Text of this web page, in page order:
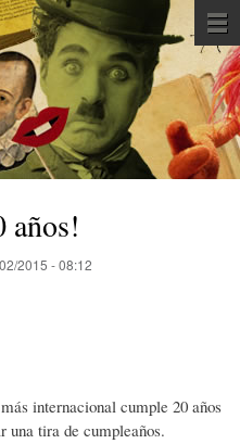
años!
2015 - 08:12
internacional cumple 20 años
una tira de cumpleaños.